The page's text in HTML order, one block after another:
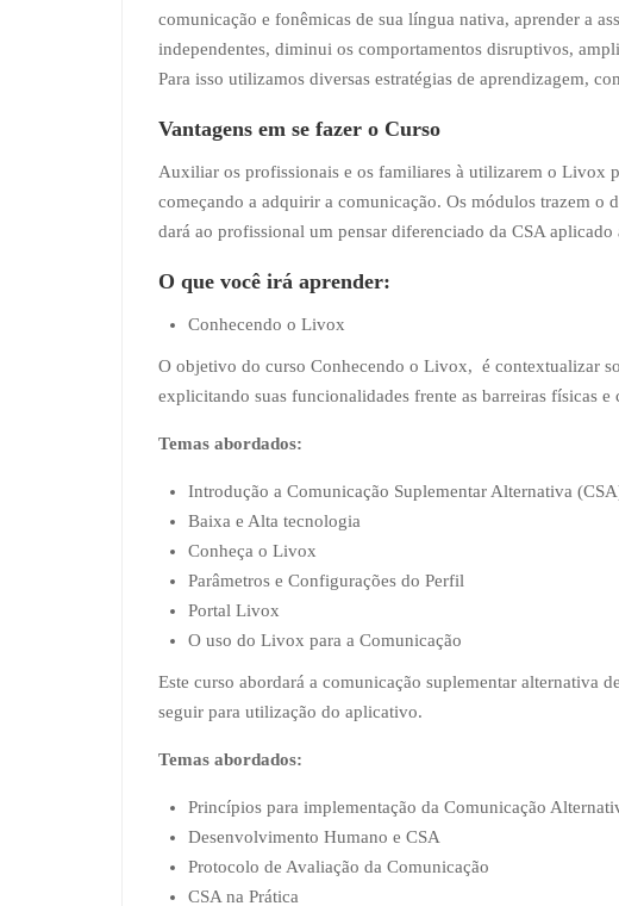
comunicação e fonêmicas de sua língua nativa, aprender a
independentes, diminui os comportamentos disruptivos,
Para isso utilizamos diversas estratégias de aprendizagem,
Vantagens em se fazer o Curso
Auxiliar os profissionais e os familiares à utilizarem o Livox
começando a adquirir a comunicação. Os módulos trazem o
dará ao profissional um pensar diferenciado da CSA
O que você irá aprender:
Conhecendo o Livox
O objetivo do curso Conhecendo o Livox, é contextualizar
explicitando suas funcionalidades frente as barreiras físicas
Temas abordados:
Introdução a Comunicação Suplementar Alternativa
Baixa e Alta tecnologia
Conheça o Livox
Parâmetros e Configurações do Perfil
Portal Livox
O uso do Livox para a Comunicação
Este curso abordará a comunicação suplementar alternativa
seguir para utilização do aplicativo.
Temas abordados:
Princípios para implementação da Comunicação
Desenvolvimento Humano e CSA
Protocolo de Avaliação da Comunicação
CSA na Prática